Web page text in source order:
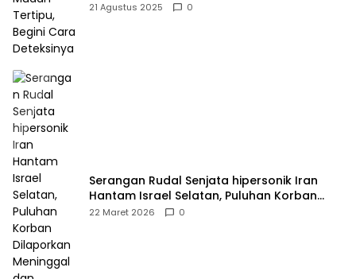
21 Agustus 2025 0
Serangan Rudal Senjata hipersonik Iran
Hantam Israel Selatan, Puluhan Korban
Dilaporkan Meninggal dan Ratusan Terluka
22 Maret 2026 0